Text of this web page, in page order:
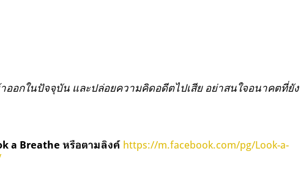
ออกในปัจจุบัน และปล่อยความคิดอดีตไปเสีย อย่าสนใจอนาคตที่ยัง
a Breathe หรือตามลิงค์ https://m.facebook.com/pg/Look-a-